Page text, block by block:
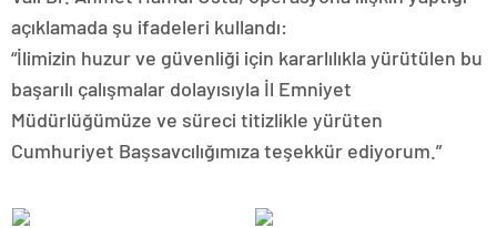
açıklamada şu ifadeleri kullandı:
“İlimizin huzur ve güvenliği için kararlılıkla yürütülen bu
başarılı çalışmalar dolayısıyla İl Emniyet
Müdürlüğümüze ve süreci titizlikle yürüten
Cumhuriyet Başsavcılığımıza teşekkür ediyorum.”